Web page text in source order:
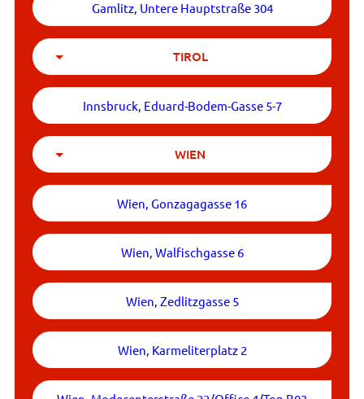
Gamlitz, Untere Hauptstraße 304
TIROL
Innsbruck, Eduard-Bodem-Gasse 5-7
WIEN
Wien, Gonzagagasse 16
Wien, Walfischgasse 6
Wien, Zedlitzgasse 5
Wien, Karmeliterplatz 2